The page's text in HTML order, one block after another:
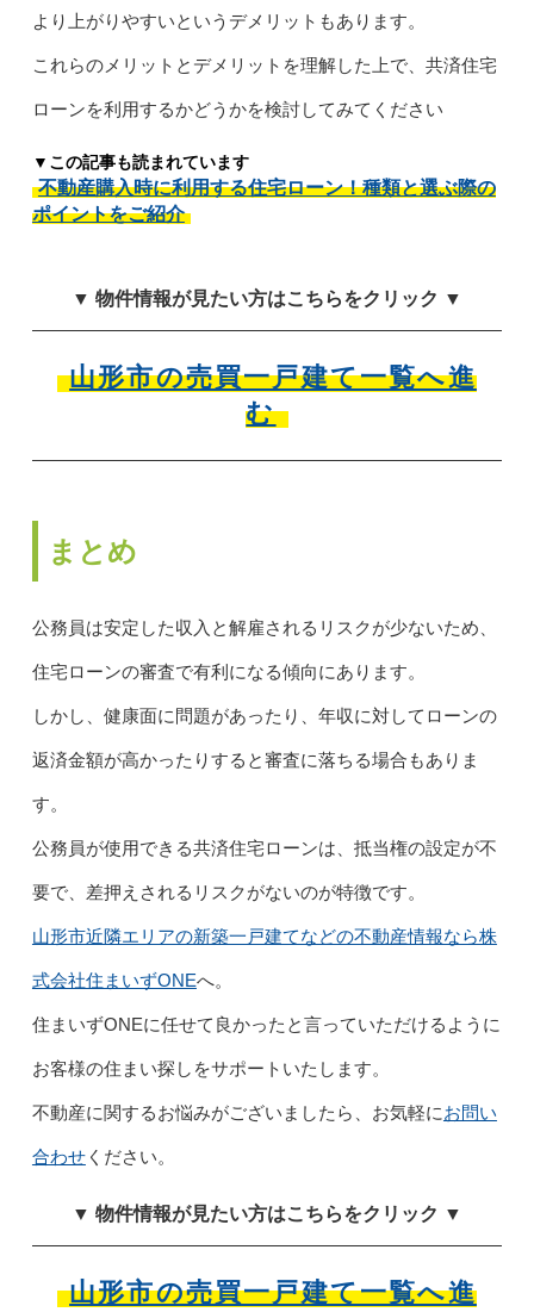
より上がりやすいというデメリットもあります。
これらのメリットとデメリットを理解した上で、共済住宅
ローンを利用するかどうかを検討してみてください
▼この記事も読まれています
不動産購入時に利用する住宅ローン！種類と選ぶ際の
ポイントをご紹介
▼ 物件情報が見たい方はこちらをクリック ▼
山形市の売買一戸建て一覧へ進
む
まとめ
公務員は安定した収入と解雇されるリスクが少ないため、
住宅ローンの審査で有利になる傾向にあります。
しかし、健康面に問題があったり、年収に対してローンの
返済金額が高かったりすると審査に落ちる場合もありま
す。
公務員が使用できる共済住宅ローンは、抵当権の設定が不
要で、差押えされるリスクがないのが特徴です。
山形市近隣エリアの新築一戸建てなどの不動産情報なら株
式会社住まいずONEへ。
住まいずONEに任せて良かったと言っていただけるように
お客様の住まい探しをサポートいたします。
不動産に関するお悩みがございましたら、お気軽にお問い
合わせください。
▼ 物件情報が見たい方はこちらをクリック ▼
山形市の売買一戸建て一覧へ進